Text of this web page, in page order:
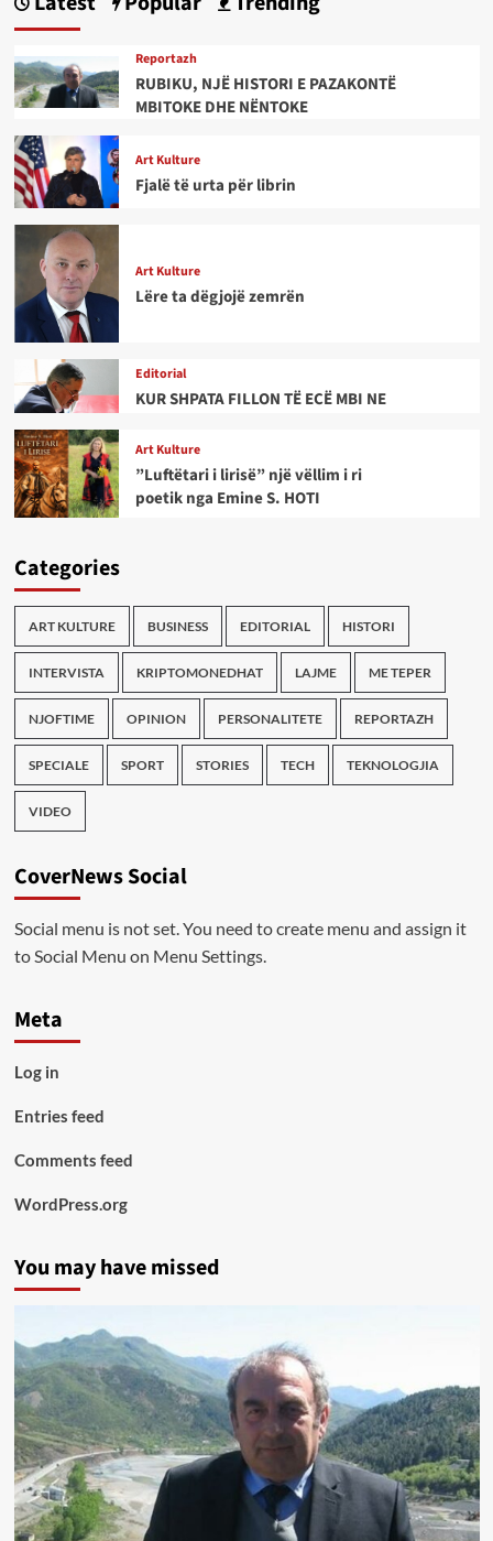
Reportazh
RUBIKU, NJË HISTORI E PAZAKONTË
MBITOKE DHE NËNTOKE
Art Kulture
Fjalë të urta për librin
Art Kulture
Lëre ta dëgjojë zemrën
Editorial
KUR SHPATA FILLON TË ECË MBI NE
Art Kulture
”Luftëtari i lirisë” një vëllim i ri
poetik nga Emine S. HOTI
Categories
ART KULTURE BUSINESS EDITORIAL HISTORI
INTERVISTA KRIPTOMONEDHAT LAJME ME TEPER
NJOFTIME OPINION PERSONALITETE REPORTAZH
SPECIALE SPORT STORIES TECH TEKNOLOGJIA
VIDEO
CoverNews Social
Social menu is not set. You need to create menu and assign it
to Social Menu on Menu Settings.
Meta
Log in
Entries feed
Comments feed
WordPress.org
You may have missed